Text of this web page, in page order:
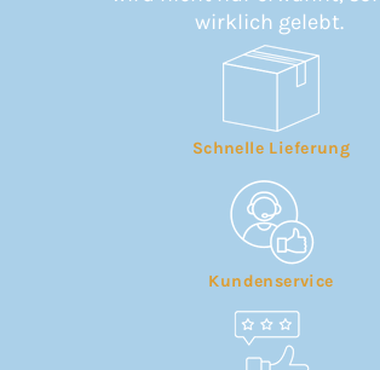
wirklich gelebt.
Schnelle Lieferung
Kundenservice